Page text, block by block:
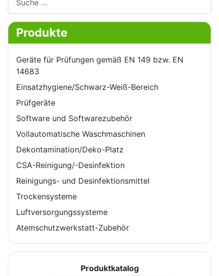
Produkte
Geräte für Prüfungen gemäß EN 149 bzw. EN
14683
Einsatzhygiene/Schwarz-Weiß-Bereich
Prüfgeräte
Software und Softwarezubehör
Vollautomatische Waschmaschinen
Dekontamination/Deko-Platz
CSA-Reinigung/-Desinfektion
Reinigungs- und Desinfektionsmittel
Trockensysteme
Luftversorgungssysteme
Atemschutzwerkstatt-Zubehör
Produktkatalog